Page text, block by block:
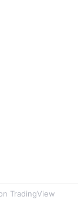
TradingView